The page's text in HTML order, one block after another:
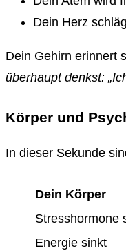
Dein Herz
Dein Gehirn erinnert
überhaupt denkst:
Körper und
In dieser Sekunde
Dein Körper
Stresshormone
Energie sinkt